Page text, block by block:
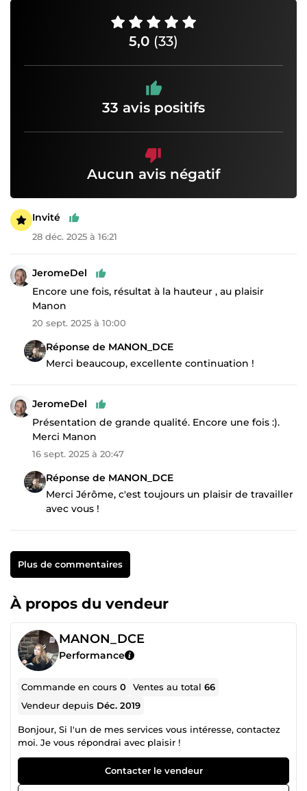
5,0 (33)
33 avis positifs
Aucun avis négatif
Invité
28 déc. 2025 à 16:21
JeromeDel
Encore une fois, résultat à la hauteur , au plaisir
Manon
20 sept. 2025 à 10:00
Réponse de MANON_DCE
Merci beaucoup, excellente continuation !
JeromeDel
Présentation de grande qualité. Encore une fois :).
Merci Manon
16 sept. 2025 à 20:47
Réponse de MANON_DCE
Merci Jérôme, c'est toujours un plaisir de travailler
avec vous !
Plus de commentaires
À propos du vendeur
MANON_DCE
Performance
Commande en cours0 Ventes au total66
Vendeur depuis Déc. 2019
Bonjour, Si l'un de mes services vous intéresse, contactez
moi. Je vous répondrai avec plaisir !
Contacter le vendeur